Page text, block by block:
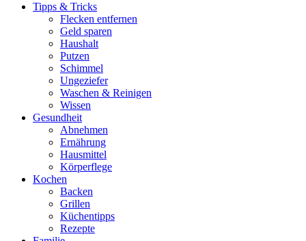
Tipps & Tricks
Flecken entfernen
Geld sparen
Haushalt
Putzen
Schimmel
Ungeziefer
Waschen & Reinigen
Wissen
Gesundheit
Abnehmen
Ernährung
Hausmittel
Körperflege
Kochen
Backen
Grillen
Küchentipps
Rezepte